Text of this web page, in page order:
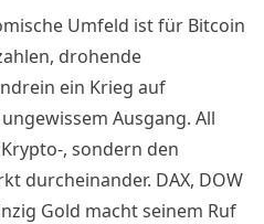
Umfeld ist für Bitcoin
drohende
ein Krieg auf
Ausgang. All
, sondern den
durcheinander. DAX, DOW
Gold macht seinem Ruf